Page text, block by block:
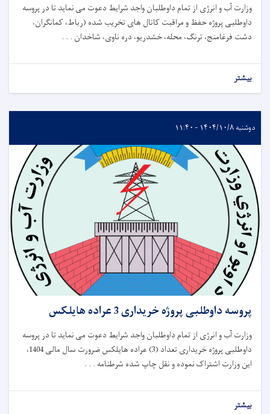
وزارت آب و انرژی از تمام داوطلبان واجد شرایط دعوت می نماید تا در پروسه
داوطلبی پروژه حفظ و مراقبت کانال های تخریب شده (رباط، کمانګران،
دشت فرغامنج، ترنگ، محله، خشدریو، دره ناوی، شاخدان . . .
بیشتر
دوشنبه ۱۴۰۴/۱۰/۸ - ۱۱:۴۰
پروسه داوطلبی پروژه خریداری 3 عراده هایلکس
وزارت آب و انرژی از تمام داوطلبان واجد شرایط دعوت می نماید تا در پروسه
داوطلبی پروژه خریداری تعداد (3) عراده هایلکس ضرورت سال مالی 1404،
این وزارت اشتراک نموده و نقل چاپ شده شرطنامه . . .
بیشتر